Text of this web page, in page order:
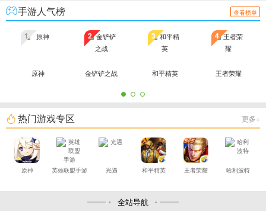
手游人气榜 查看榜单
原神
1
金铲铲之战
2
和平精英
3
王者荣耀
4
热门游戏专区 更多+
原神 英雄联盟手游 光遇 和平精英 王者荣耀 哈利波特
全站导航